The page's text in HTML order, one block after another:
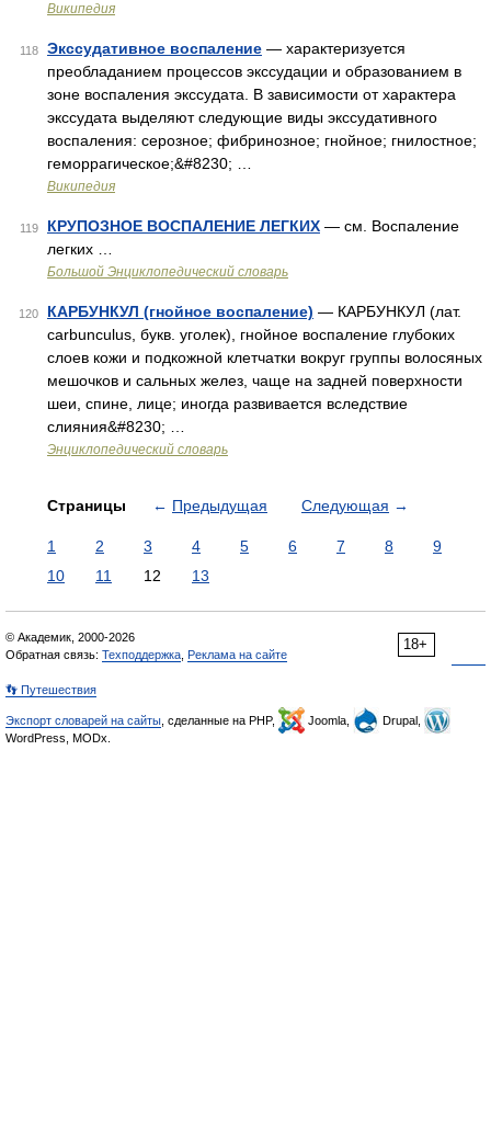
Википедия
118 Экссудативное воспаление — характеризуется
преобладанием процессов экссудации и образованием в
зоне воспаления экссудата. В зависимости от характера
экссудата выделяют следующие виды экссудативного
воспаления: серозное; фибринозное; гнойное; гнилостное;
геморрагическое;&#8230; …
Википедия
119 КРУПОЗНОЕ ВОСПАЛЕНИЕ ЛЕГКИХ — см. Воспаление
легких …
Большой Энциклопедический словарь
120 КАРБУНКУЛ (гнойное воспаление) — КАРБУНКУЛ (лат.
carbunculus, букв. уголек), гнойное воспаление глубоких
слоев кожи и подкожной клетчатки вокруг группы волосяных
мешочков и сальных желез, чаще на задней поверхности
шеи, спине, лице; иногда развивается вследствие
слияния&#8230; …
Энциклопедический словарь
Страницы ← Предыдущая Следующая →
1 2 3 4 5 6 7 8
9
10
11 12 13
18+
© Академик, 2000-2026
Обратная связь: Техподдержка Реклама на сайте
👣 Путешествия
Экспорт словарей на сайты , сделанные на PHP, Joomla,
Drupal,
WordPress, MODx.